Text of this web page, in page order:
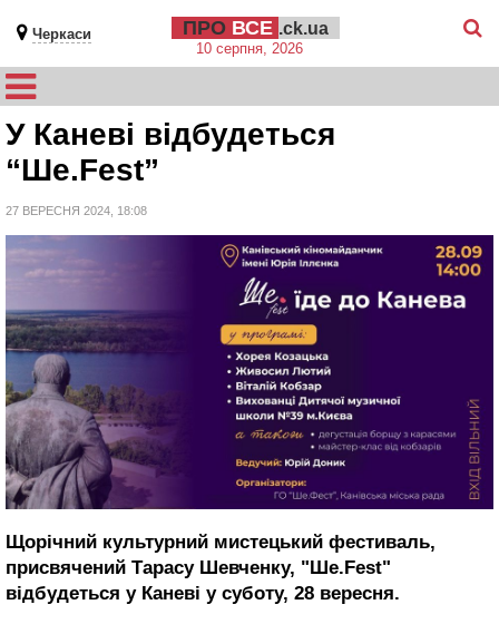
Черкаси ПРО ВСЕ .ck.ua
10 серпня, 2026
У Каневі відбудеться
“Ше.Fest”
27 ВЕРЕСНЯ 2024, 18:08
Щорічний культурний мистецький фестиваль,
присвячений Тарасу Шевченку, "Ше.Fest"
відбудеться у Каневі у суботу, 28 вересня.